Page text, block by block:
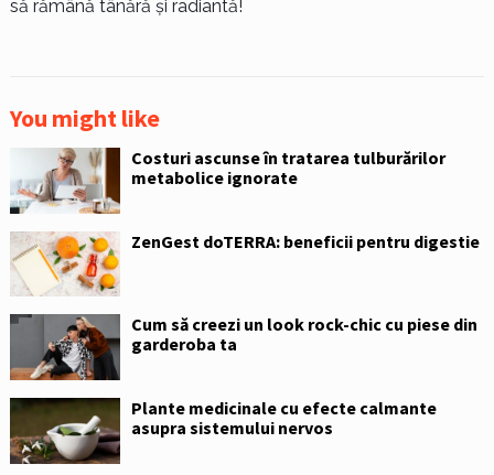
să rămână tânără și radiantă!
You might like
Costuri ascunse în tratarea tulburărilor
metabolice ignorate
ZenGest doTERRA: beneficii pentru digestie
Cum să creezi un look rock-chic cu piese din
garderoba ta
Plante medicinale cu efecte calmante
asupra sistemului nervos